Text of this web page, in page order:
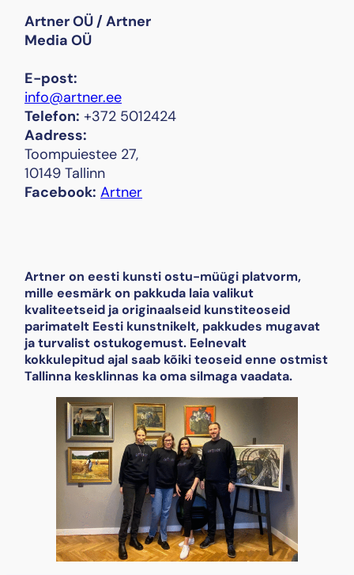
Artner OÜ / Artner
Media OÜ
E-post:
info@artner.ee
Telefon: +372 5012424
Aadress:
Toompuiestee 27,
10149 Tallinn
Facebook: Artner
Artner on eesti kunsti ostu-müügi platvorm,
mille eesmärk on pakkuda laia valikut
kvaliteetseid ja originaalseid kunstiteoseid
parimatelt Eesti kunstnikelt, pakkudes mugavat
ja turvalist ostukogemust. Eelnevalt
kokkulepitud ajal saab kõiki teoseid enne ostmist
Tallinna kesklinnas ka oma silmaga vaadata.